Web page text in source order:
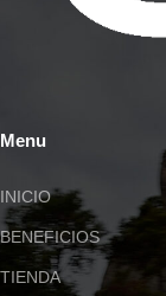
Menu
INICIO
BENEFICIOS
TIENDA